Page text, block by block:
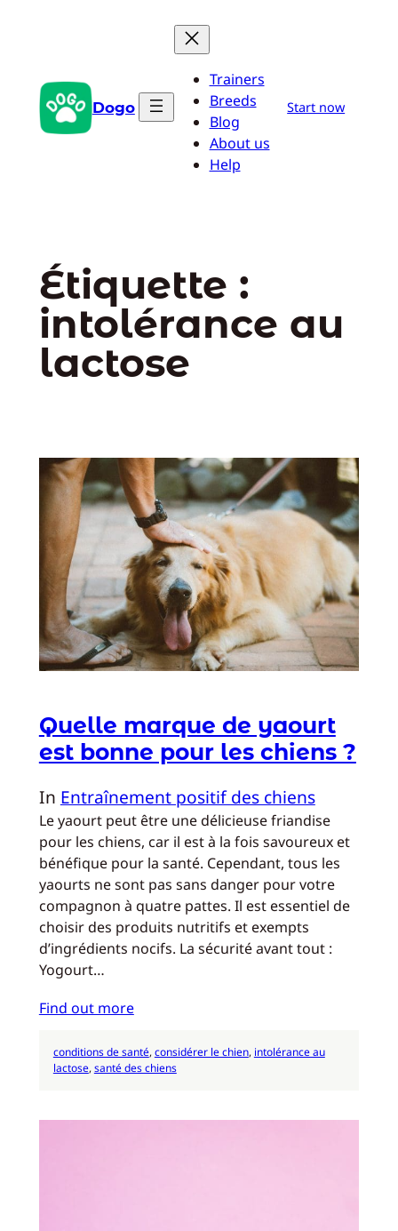
Dogo
Trainers
Breeds
Blog
About us
Help
Start now
Étiquette :
intolérance au
lactose
Quelle marque de yaourt
est bonne pour les chiens ?
In Entraînement positif des chiens
Le yaourt peut être une délicieuse friandise
pour les chiens, car il est à la fois savoureux et
bénéfique pour la santé. Cependant, tous les
yaourts ne sont pas sans danger pour votre
compagnon à quatre pattes. Il est essentiel de
choisir des produits nutritifs et exempts
d’ingrédients nocifs. La sécurité avant tout :
Yogourt…
Find out more
conditions de santé, considérer le chien, intolérance au
lactose, santé des chiens